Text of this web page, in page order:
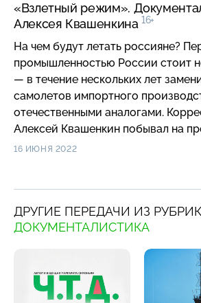
«Взлетный режим».
Алексея Квашенкина 16+
На чем будут летать россияне?
промышленностью России стоит
— в течение нескольких лет
самолетов импортного
отечественными аналогами.
Алексей Квашенкин побывал на
площадках, где собирают новые
пилотов. Информация об этом из
фильме НТВ «Взлетный режим».
16 ИЮНЯ 2022
ДРУГИЕ ПЕРЕДАЧИ ИЗ
ДОКУМЕНТАЛИСТИКА